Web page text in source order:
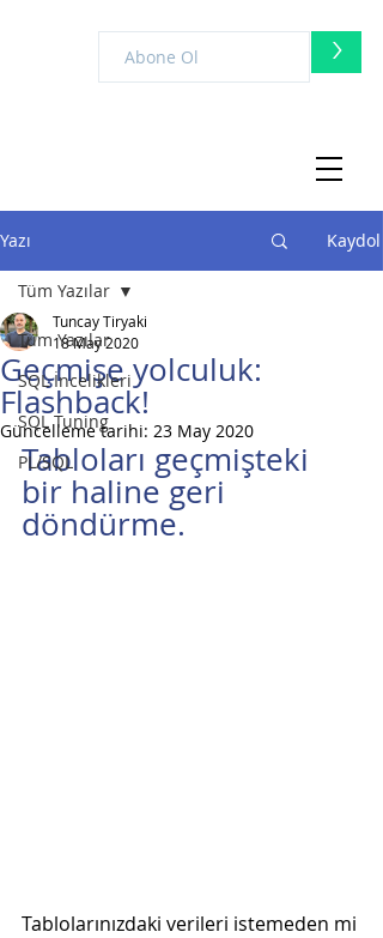
>
Yazı Kaydol
Tüm Yazılar
SQL İncelikleri
SQL Tuning
PL/SQL
Tüm Yazılar
Geçmişe yolculuk:
Flashback!
Tuncay Tiryaki
18 May 2020
Güncelleme tarihi: 23 May 2020
Tabloları geçmişteki
bir haline geri
döndürme.
Tablolarınızdaki verileri istemeden mi